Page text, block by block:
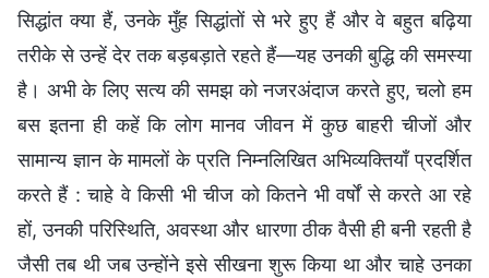
सिद्धांत क्या हैं, उनके मुँह सिद्धांतों से भरे हुए हैं और वे बहुत बढ़िया
तरीके से उन्हें देर तक बड़बड़ाते रहते हैं—यह उनकी बुद्धि की समस्या
है। अभी के लिए सत्य की समझ को नजरअंदाज करते हुए, चलो हम
बस इतना ही कहें कि लोग मानव जीवन में कुछ बाहरी चीजों और
सामान्य ज्ञान के मामलों के प्रति निम्नलिखित अभिव्यक्तियाँ प्रदर्शित
करते हैं : चाहे वे किसी भी चीज को कितने भी वर्षों से करते आ रहे
हों, उनकी परिस्थिति, अवस्था और धारणा ठीक वैसी ही बनी रहती है
जैसी तब थी जब उन्होंने इसे सीखना शुरू किया था और चाहे उनका